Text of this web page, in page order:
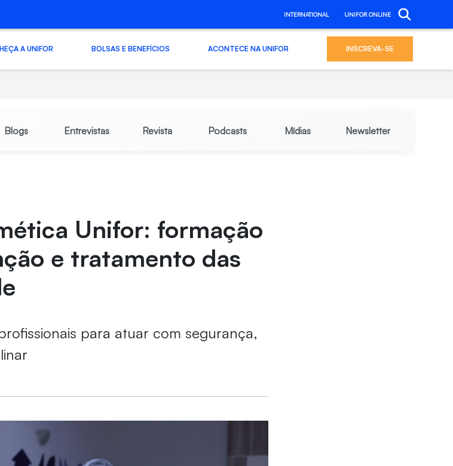
INTERNATIONAL UNIFOR ONLINE
A UNIFOR BOLSAS E BENEFÍCIOS ACONTECE NA UNIFOR INSCREVA-SE
Blogs Entrevistas Revista Podcasts Mídias Newsletter
Unifor: formação
e tratamento das
para atuar com segurança,